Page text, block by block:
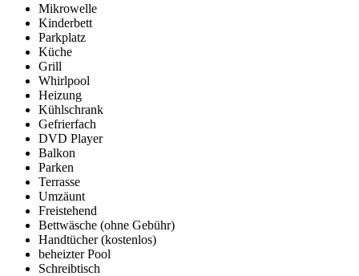
Mikrowelle
Kinderbett
Parkplatz
Küche
Grill
Whirlpool
Heizung
Kühlschrank
Gefrierfach
DVD Player
Balkon
Parken
Terrasse
Umzäunt
Freistehend
Bettwäsche (ohne Gebühr)
Handtücher (kostenlos)
beheizter Pool
Schreibtisch